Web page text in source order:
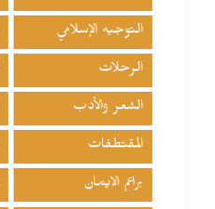
التوجيه الإسلامي
الرحلات
الشعر والأدب
المقتطفات
براعم الايمان